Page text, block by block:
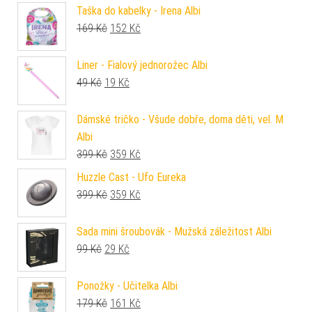
Taška do kabelky - Irena Albi
169Kč Původní cena byla: 169 Kč.
152 Kč
Liner - Fialový jednorožec Albi
49Kč Původní cena byla: 49 Kč.
19 Kč
Dámské tričko - Všude dobře, doma děti, vel. M
Albi
399Kč Původní cena byla: 399 Kč.
359 Kč
Huzzle Cast - Ufo Eureka
399Kč Původní cena byla: 399 Kč.
359 Kč
Sada mini šroubovák - Mužská záležitost Albi
99Kč Původní cena byla: 99 Kč.
29 Kč
Ponožky - Učitelka Albi
179Kč Původní cena byla: 179 Kč.
161 Kč